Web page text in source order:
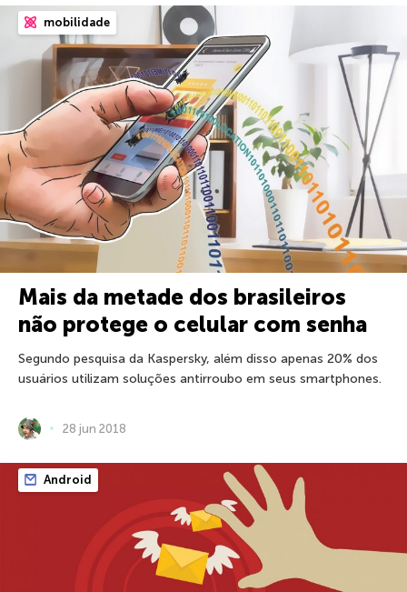
mobilidade
Mais da metade dos brasileiros
não protege o celular com senha
Segundo pesquisa da Kaspersky, além disso apenas 20% dos
usuários utilizam soluções antirroubo em seus smartphones.
28 jun 2018
Android